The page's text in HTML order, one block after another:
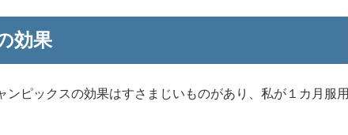
効果
ピックスの効果はすさまじいものがあり、私が１カ月服用